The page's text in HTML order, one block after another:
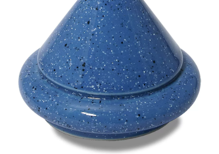
1шаг: 100 ° C / h до 600 ° C
2шаг: максимальный набор температуры до 950.
Выдержка 20 мин. Автоматический режим
остывания.
Обжиг с глазурьюпосле тщательной сушки
изделий:
1шаг: 150 минут (2,5 часа) до 450° C
2шаг: максимальный набор температуры до
рекомендуемой температуры глазури. Время
выдержки : 30минут. Охлаждение автоматическое.
Все наши кристаллические глазури получаются без
особых фаз охлаждения.